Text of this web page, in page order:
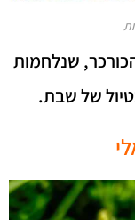
שנלחמות
של שבת.